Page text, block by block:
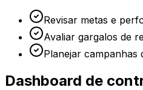
Revisar metas e
Avaliar gargalos de
Planejar campanhas
Dashboard de